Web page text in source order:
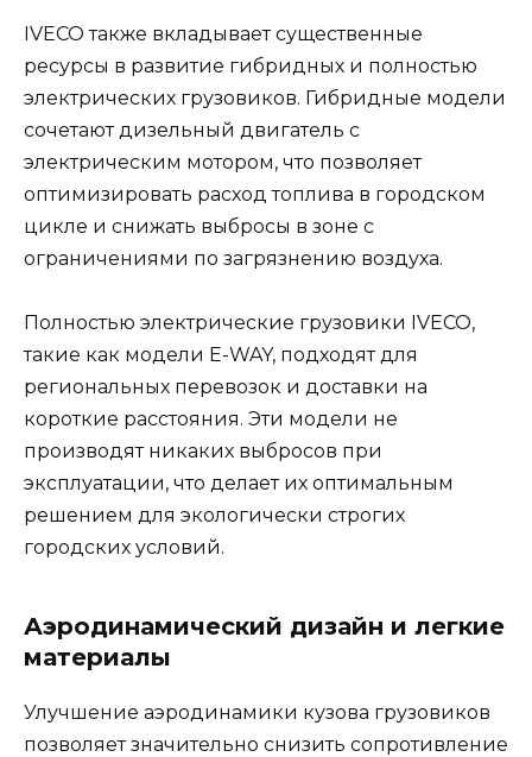
IVECO также вкладывает существенные
ресурсы в развитие гибридных и полностью
электрических грузовиков. Гибридные модели
сочетают дизельный двигатель с
электрическим мотором, что позволяет
оптимизировать расход топлива в городском
цикле и снижать выбросы в зоне с
ограничениями по загрязнению воздуха.
Полностью электрические грузовики IVECO,
такие как модели E-WAY, подходят для
региональных перевозок и доставки на
короткие расстояния. Эти модели не
производят никаких выбросов при
эксплуатации, что делает их оптимальным
решением для экологически строгих
городских условий.
Аэродинамический дизайн и легкие
материалы
Улучшение аэродинамики кузова грузовиков
позволяет значительно снизить сопротивление